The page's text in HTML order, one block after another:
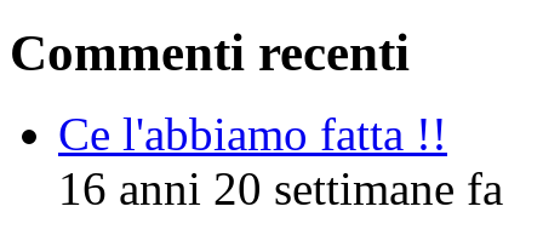
Commenti recenti
Ce l'abbiamo fatta !!
16 anni 20 settimane fa